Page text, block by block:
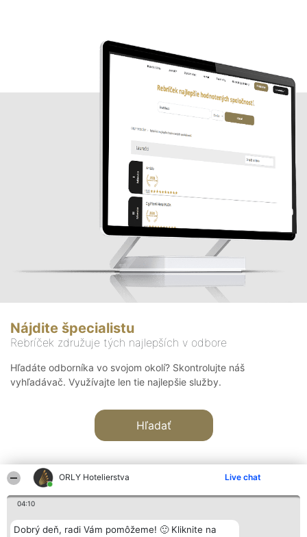
ORLY Hotelierstva Live chat
04:10
Dobrý deň, radi Vám pomôžeme! 🙂 Kliknite na
Nájdite špecialistu
Rebríček združuje tých najlepších v odbore
Hľadáte odborníka vo svojom okolí? Skontrolujte náš
vyhľadávač. Využívajte len tie najlepšie služby.
Hľadať
Organizátor hodnotenia Hodnotenie Kontakt